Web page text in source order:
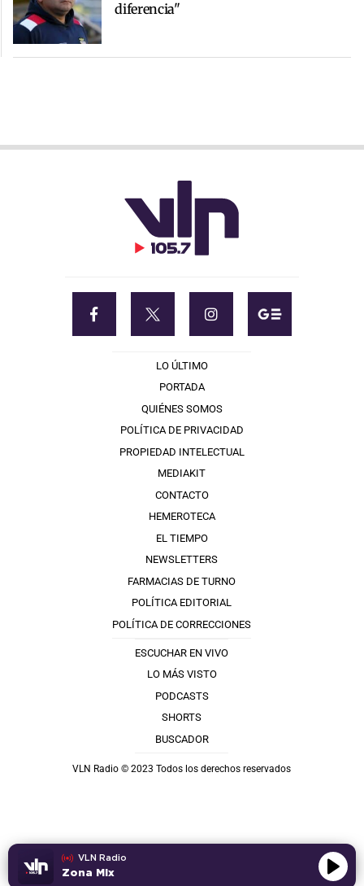
diferencia"
VLN Radio
Zona Mix
LO ÚLTIMO
PORTADA
QUIÉNES SOMOS
POLÍTICA DE PRIVACIDAD
PROPIEDAD INTELECTUAL
MEDIAKIT
CONTACTO
HEMEROTECA
EL TIEMPO
NEWSLETTERS
FARMACIAS DE TURNO
POLÍTICA EDITORIAL
POLÍTICA DE CORRECCIONES
ESCUCHAR EN VIVO
LO MÁS VISTO
PODCASTS
SHORTS
BUSCADOR
VLN Radio © 2023 Todos los derechos reservados